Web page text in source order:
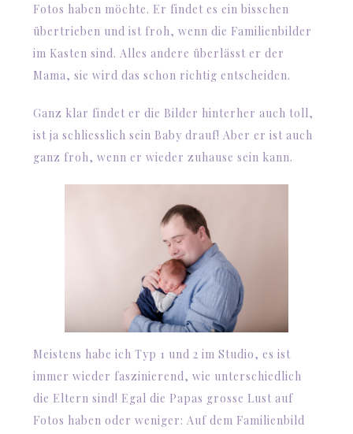
Fotos haben möchte. Er findet es ein bisschen
übertrieben und ist froh, wenn die Familienbilder
im Kasten sind. Alles andere überlässt er der
Mama, sie wird das schon richtig entscheiden.
Ganz klar findet er die Bilder hinterher auch toll,
ist ja schliesslich sein Baby drauf! Aber er ist auch
ganz froh, wenn er wieder zuhause sein kann.
Meistens habe ich Typ 1 und 2 im Studio, es ist
immer wieder faszinierend, wie unterschiedlich
die Eltern sind! Egal die Papas grosse Lust auf
Fotos haben oder weniger: Auf dem Familienbild